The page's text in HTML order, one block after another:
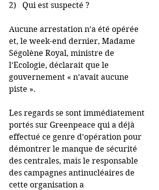
2)   Qui est suspecté ?
Aucune arrestation n’a été opérée
et, le week-end dernier, Madame
Ségolène Royal, ministre de
l’Ecologie, déclarait que le
gouvernement « n’avait aucune
piste ».
Les regards se sont immédiatement
portés sur Greenpeace qui a déjà
effectué ce genre d’opération pour
démontrer le manque de sécurité
des centrales, mais le responsable
des campagnes antinucléaires de
cette organisation a